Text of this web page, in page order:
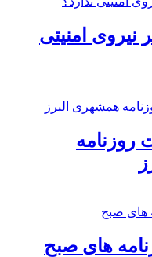
نیروی امنیتی
های صبح